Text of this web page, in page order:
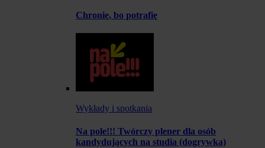
Chronię, bo potrafię
Wykłady i spotkania
Na pole!!! Twórczy plener dla osób
kandydujących na studia (dogrywka)